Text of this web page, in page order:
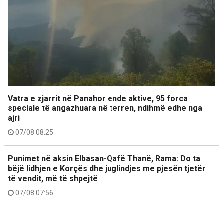
Vatra e zjarrit në Panahor ende aktive, 95 forca
speciale të angazhuara në terren, ndihmë edhe nga
ajri
07/08 08:25
Punimet në aksin Elbasan-Qafë Thanë, Rama: Do ta
bëjë lidhjen e Korçës dhe juglindjes me pjesën tjetër
të vendit, më të shpejtë
07/08 07:56